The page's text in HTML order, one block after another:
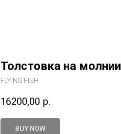
Толстовка на молнии
FLYING FISH
16200,00 р.
BUY NOW